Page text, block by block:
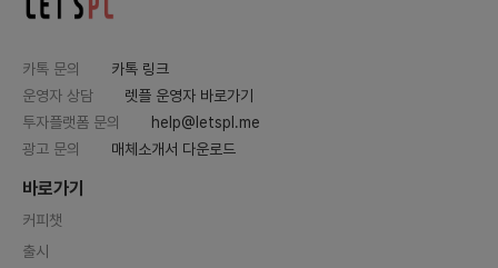
카톡 문의
카톡 링크
운영자 상담
렛플 운영자 바로가기
투자플랫폼 문의
help@letspl.me
광고 문의
매체소개서 다운로드
바로가기
커피챗
출시